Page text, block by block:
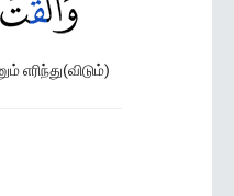
எரிந்து(விடும்)